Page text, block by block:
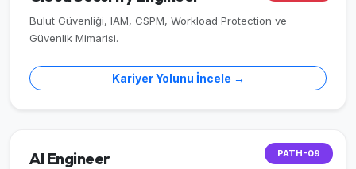
Bulut Güvenliği, IAM, CSPM, Workload Protection ve
Güvenlik Mimarisi.
Kariyer Yolunu İncele →
PATH-09
AI Engineer